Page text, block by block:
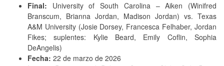
Final: University of South Carolina – Aiken (Winifred
Branscum, Brianna Jordan, Madison Jordan) vs. Texas
A&M University (Josie Dorsey, Francesca Felhaber, Jordan
Fikes; suplentes: Kylie Beard, Emily Coflin, Sophia
DeAngelis)
Fecha: 22 de marzo de 2026